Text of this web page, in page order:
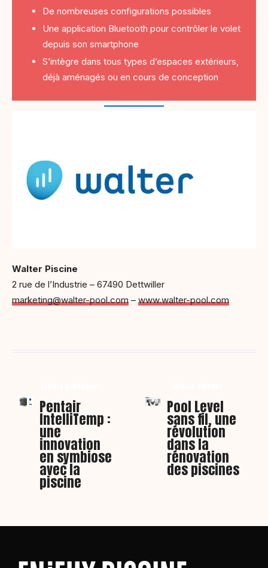
De nombreuses configurations possibles
Une application Bluetooth pour contrôler le volet
depuis son smartphone
S’intègre dans tous types d’espaces extérieurs,
déjà aménagés ou en cours de conception
Walter Piscine
2 rue de l’Industrie – 67490 Dettwiller
marketing@walter-pool.com – www.walter-pool.com
Pentair
IntelliTemp :
une
innovation
en symbiose
avec la
piscine
Pool Level
sans fil, une
révolution
dans la
rénovation
des piscines